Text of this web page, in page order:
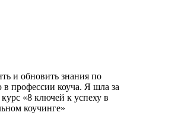
и обновить знания по
профессии коуча. Я шла за
«8 ключей к успеху в
коучинге»